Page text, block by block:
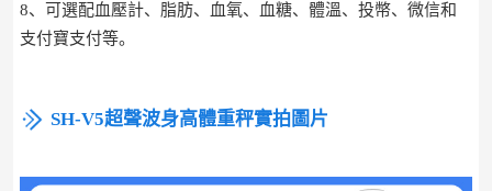
8、可選配血壓計、脂肪、血氧、血糖、體溫、投幣、微信和
支付寶支付等。
SH-V5超聲波身高體重秤實拍圖片